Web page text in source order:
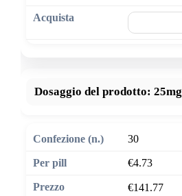
Dosaggio del prodotto: 25mg
30
€4.73
€141.77